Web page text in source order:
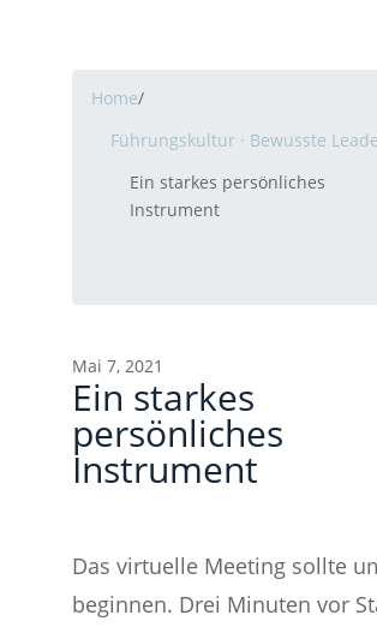
Home/
Führungskultur · Bewusste
Ein starkes persönliches
Instrument
Mai 7, 2021
Ein starkes
persönliches
Instrument
Das virtuelle Meeting sollte
beginnen. Drei Minuten vor